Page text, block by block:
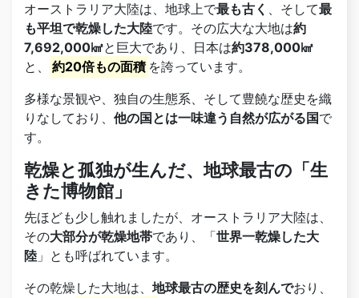
オーストラリア大陸は、地球上で最も古く 、そして最
も平坦で乾燥した大陸です。その広大な大地は約
7,692,000㎢と巨大であり、日本は約378,000㎢
と、
約20倍もの面積 を誇っています。
多様な景観や、独自の生態系、そして豊饒な歴史を織
りなしており、 他の国とは一味違う自然が広がる国で
す。
乾燥と孤独が生んだ、地球最古の「生
きた博物館」
先ほども少し触れましたが、オーストラリア大陸は、
その大部分が乾燥地帯であり、「世界一乾燥した大
陸 」とも呼ばれています。
その乾燥した大地は、 地球最古の歴史を刻んでおり、